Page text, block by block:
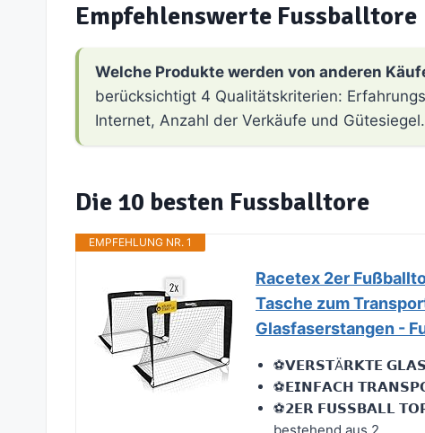
Empfehlenswerte Fussballtore
Welche Produkte werden von anderen
berücksichtigt 4 Qualitätskriterien:
Internet, Anzahl der Verkäufe und Gütesiegel.
Die 10 besten Fussballtore
EMPFEHLUNG NR. 1
Racetex 2er
Tasche zum
Glasfaserstangen -
⚽𝗩𝗘𝗥𝗦𝗧Ä𝗥𝗞𝗧𝗘
⚽𝗘𝗜𝗡𝗙𝗔𝗖𝗛
⚽𝟮𝗘𝗥 𝗙𝗨𝗦𝗦𝗕𝗔𝗟𝗟 𝗧𝗢𝗥